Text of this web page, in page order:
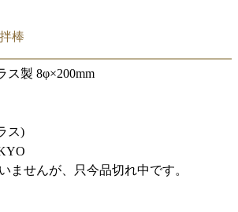
棒
ス製 8φ×200mm
ス)
ませんが、只今品切れ中です。